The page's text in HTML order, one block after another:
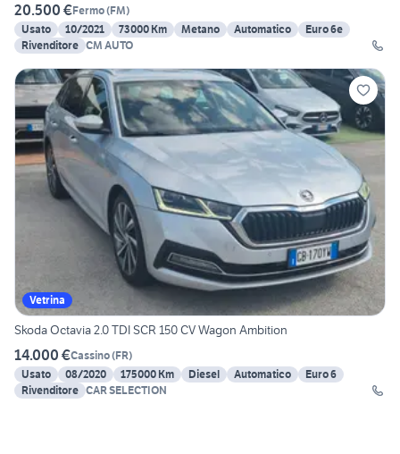
20.500 €Fermo(FM)
Usato
10/2021 73000 Km Metano Automatico
Euro 6e
Rivenditore CM AUTO
Vetrina
Skoda Octavia 2.0 TDI SCR 150 CV Wagon Ambition
14.000 €Cassino(FR)
Usato
08/2020 175000 Km Diesel Automatico
Euro 6
Rivenditore CAR SELECTION